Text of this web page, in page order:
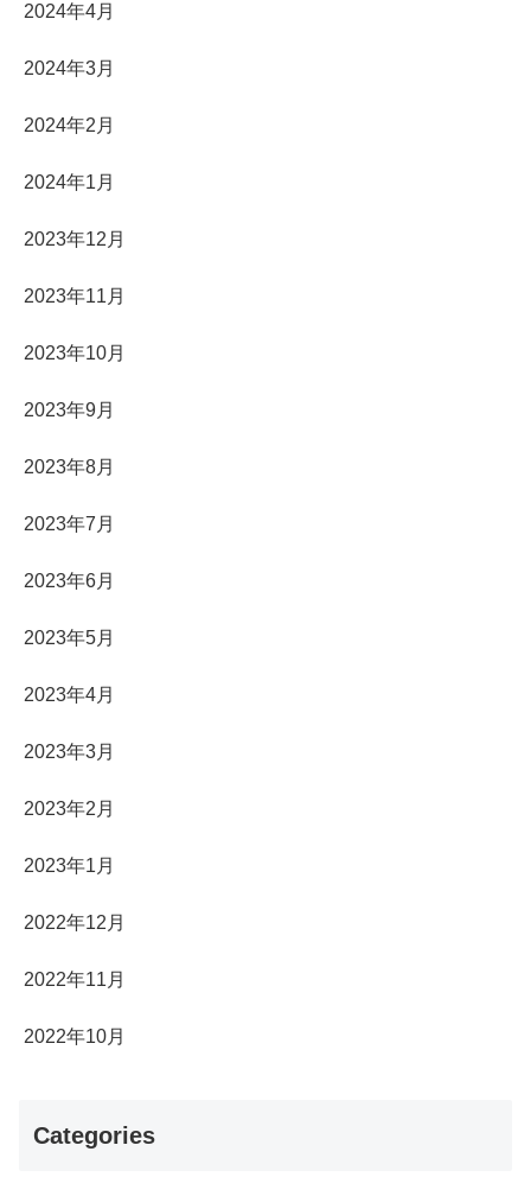
2024年4月
2024年3月
2024年2月
2024年1月
2023年12月
2023年11月
2023年10月
2023年9月
2023年8月
2023年7月
2023年6月
2023年5月
2023年4月
2023年3月
2023年2月
2023年1月
2022年12月
2022年11月
2022年10月
Categories